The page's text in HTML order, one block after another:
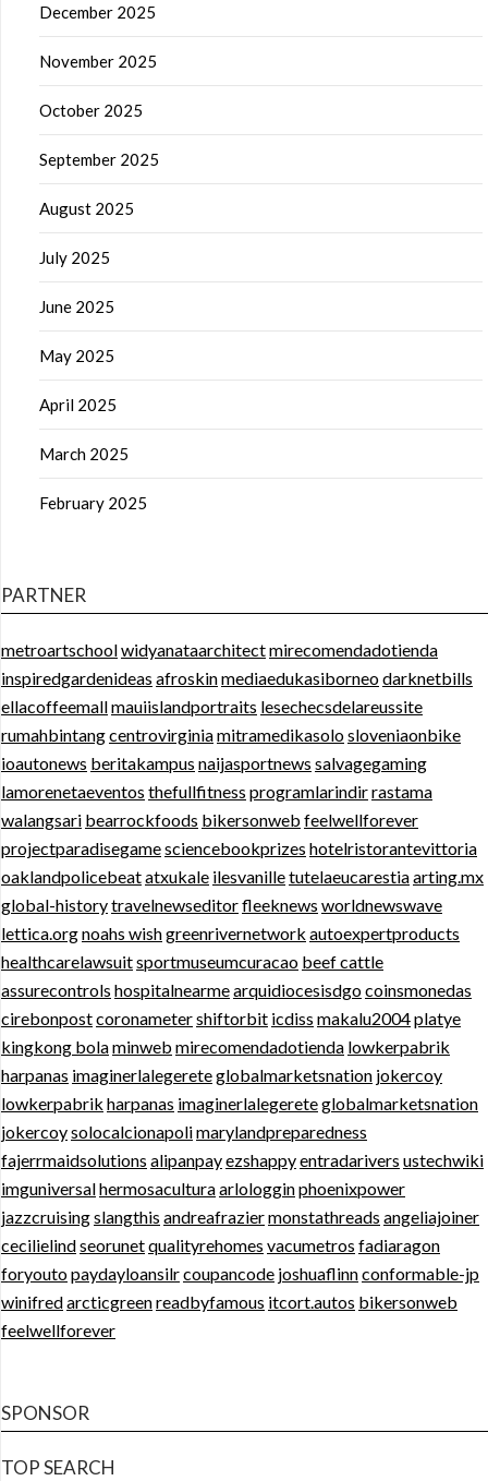
December 2025
November 2025
October 2025
September 2025
August 2025
July 2025
June 2025
May 2025
April 2025
March 2025
February 2025
PARTNER
metroartschoolwidyanataarchitectmirecomendadotienda
inspiredgardenideas afroskinmediaedukasiborneodarknetbills
ellacoffeemallmauiislandportraits lesechecsdelareussite
rumahbintangcentrovirginiamitramedikasolosloveniaonbike
ioautonews beritakampus naijasportnews salvagegaming
lamorenetaeventos thefullfitness programlarindirrastama
walangsari bearrockfoods bikersonweb feelwellforever
projectparadisegamesciencebookprizes hotelristorantevittoria
oaklandpolicebeatatxukale ilesvanilletutelaeucarestiaarting.mx
global-historytravelnewseditorfleeknews worldnewswave
lettica.orgnoahs wishgreenrivernetwork autoexpertproducts
healthcarelawsuitsportmuseumcuracao beef cattle
assurecontrols hospitalnearmearquidiocesisdgocoinsmonedas
cirebonpostcoronametershiftorbit icdiss makalu2004platye
kingkong bolaminweb mirecomendadotienda lowkerpabrik
harpanas imaginerlalegereteglobalmarketsnation jokercoy
lowkerpabrik harpanas imaginerlalegereteglobalmarketsnation
jokercoysolocalcionapolimarylandpreparedness
fajerrmaidsolutions alipanpayezshappyentradarivers ustechwiki
imguniversalhermosaculturaarlologginphoenixpower
jazzcruisingslangthis andreafraziermonstathreads angeliajoiner
cecilielindseorunetqualityrehomes vacumetros fadiaragon
foryoutopaydayloansilrcoupancode joshuaflinnconformable-jp
winifredarcticgreenreadbyfamous itcort.autos bikersonweb
feelwellforever
SPONSOR
TOP SEARCH